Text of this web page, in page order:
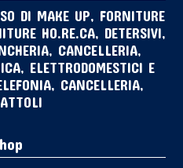
DI MAKE UP, FORNITURE
HO.RE.CA, DETERSIVI,
CANCELLERIA,
ELETTRODOMESTICI E
CANCELLERIA,